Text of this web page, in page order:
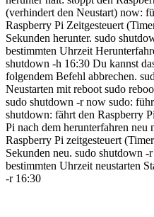
(verhindert den Neustart) now:
Raspberry Pi Zeitgesteuert
Sekunden herunter. sudo
bestimmten Uhrzeit
shutdown -h 16:30 Du kannst
folgendem Befehl abbrechen.
Neustarten mit reboot sudo
sudo shutdown -r now sudo:
shutdown: fährt den Raspberry
Pi nach dem herunterfahren
Raspberry Pi zeitgesteuert
Sekunden neu. sudo shutdown
bestimmten Uhrzeit neustarten
-r 16:30